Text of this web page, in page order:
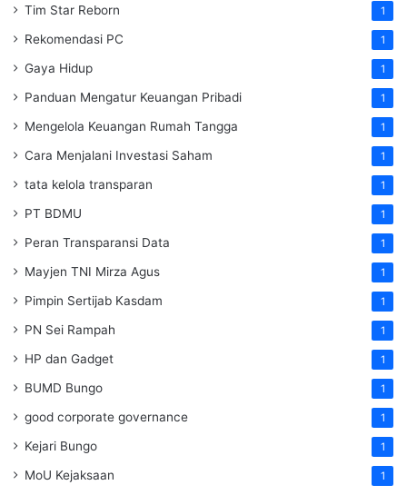
Tim Star Reborn 1
Rekomendasi PC 1
Gaya Hidup 1
Panduan Mengatur Keuangan Pribadi 1
Mengelola Keuangan Rumah Tangga 1
Cara Menjalani Investasi Saham 1
tata kelola transparan 1
PT BDMU 1
Peran Transparansi Data 1
Mayjen TNI Mirza Agus 1
Pimpin Sertijab Kasdam 1
PN Sei Rampah 1
HP dan Gadget 1
BUMD Bungo 1
good corporate governance 1
Kejari Bungo 1
MoU Kejaksaan 1